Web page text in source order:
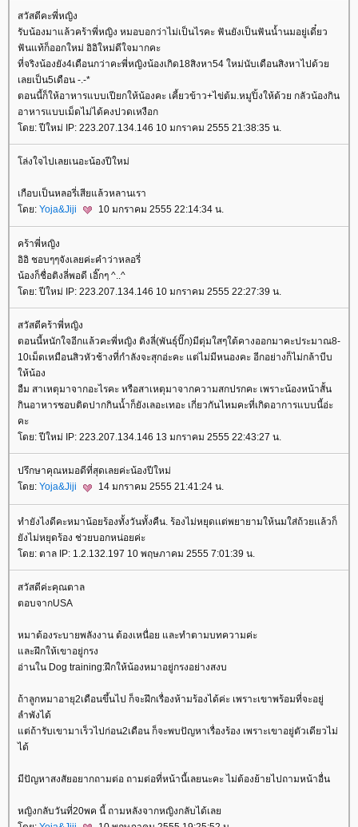
สวัสดีคะพี่หญิง
รับน้องมาแล้วคร้าพี่หญิง หมอบอกว่าไม่เป็นไรคะ ฟันยังเป็นฟันน้ำนมอยู่เดี๋ยว
ฟันแท้ก็ออกใหม่ อิอิใหม่ดีใจมากคะ
ที่จริงน้องยัง4เดือนกว่าคะพี่หญิงน้องเกิด18สิงหา54 ใหม่นับเดือนสิงหาไปด้ว
เลยเป็น5เดือน -.-*
ตอนนี้ก็ให้อาหารแบบเปียกให้น้องคะ เคี้ยวข้าว+ไข่ต้ม.หมูปิ้งให้ด้วย กลัวน้องกิน
อาหารแบบเม็ดไม่ได้คงปวดเหงือก
ดย: ปีใหม่ IP: 223.207.134.146 10 มกราคม 2555 21:38:35 น.
ล่งใจไปเลยเนอะน้องปีใหม่
เกือบเป็นหลอรี่เสียแล้วหลานเรา
ดย: Yoja&Jiji 10 มกราคม 2555 22:14:34 น.
คร้าพี่หญิง
อิอิ ชอบๆๆจังเลยค่ะคำว่าหลอรี่
น้องก็ชื่อติงลี่พอดี เอิ๊กๆ ^..^
ดย: ปีใหม่ IP: 223.207.134.146 10 มกราคม 2555 22:27:39 น.
สวัสดีคร้าพี่หญิง
ตอนนี้หนักใจอีกแล้วคะพี่หญิง ติงลี่(พันธุ์ปั๊ก)มีตุ่มใสๆใต้คางออกมาคะประมาณ8-
10เม็ดเหมือนสิวหัวช้างที่กำลังจะสุกอ่ะคะ แต่ไม่มีหนองคะ อีกอย่างก็ไม่กล้าบีบ
ห้น้อง
อืม สาเหตุมาจากอะไรคะ หรือสาเหตุมาจากความสกปรกคะ เพราะน้องหน้าสั้น
กินอาหารชอบติดปากกินน้ำก็ยังเลอะเทอะ เกี่ยวกันไหมคะที่เกิดอาการแบบนี้อ่ะ
คะ
ดย: ปีใหม่ IP: 223.207.134.146 13 มกราคม 2555 22:43:27 น.
ปรึกษาคุณหมอดีที่สุดเลยค่ะน้องปีใหม่
ดย: Yoja&Jiji 14 มกราคม 2555 21:41:24 น.
ทำยังไงดีคะหมาน้อยร้องทั้งวันทั้งคืน. ร้องไม่หยุดเเต่พยายามให้นมใส่ถ้วยเเล้วก็
ังไม่หยุดร้อง ช่วยบอกหน่อยค่ะ
ดย: ตาล IP: 1.2.132.197 10 พฤษภาคม 2555 7:01:39 น.
สวัสดีค่ะคุณตาล
ตอบจากUSA
หมาต้องระบายพลังงาน ต้องเหนื่อย และทำตามบทความค่ะ
ละฝึกให้เขาอยู่กรง
อ่านใน Dog training:ฝึกให้น้องหมาอยู่กรงอย่างสงบ
ถ้าลูกหมาอายุ2เดือนขึ้นไป ก็จะฝึกเรื่องห้ามร้องได้ค่ะ เพราะเขาพร้อมที่จะอยู่
ลำพังได้
ต่ถ้ารับเขามาเร็วไปก่อน2เดือน ก็จะพบปัญหาเรื่องร้อง เพราะเขาอยู่ตัวเดียวไม่
ได้
มีปัญหาสงสัยอยากถามต่อ ถามต่อที่หน้านี้เลยนะคะ ไม่ต้องย้ายไปถามหน้าอื่น
หญิงกลับวันที่20พค นี้ ถามหลังจากหญิงกลับได้เล